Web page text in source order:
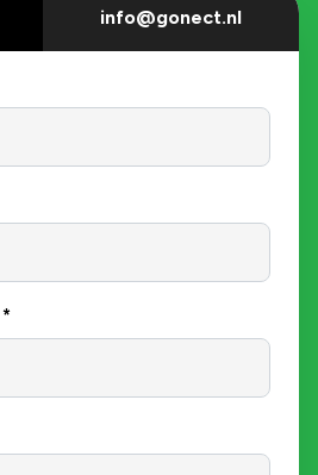
info@gonect.nl
*